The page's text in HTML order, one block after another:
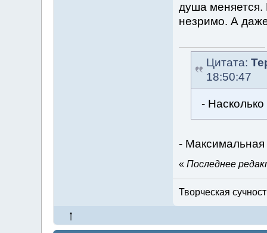
душа меняется.
незримо. А
Цитата:
18:50:47
-
- Максимальная
« Последнее
Творческая